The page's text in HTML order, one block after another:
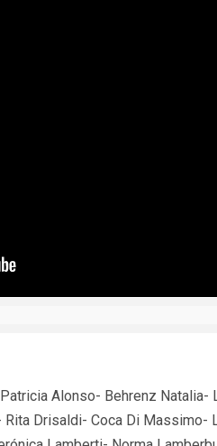
Alonso- Behrenz
Rita Drisaldi- Coca Di